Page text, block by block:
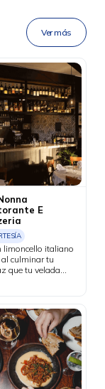
en una
Ver más
E
limoncello italiano
culminar tu
que tu velada
perfecto.